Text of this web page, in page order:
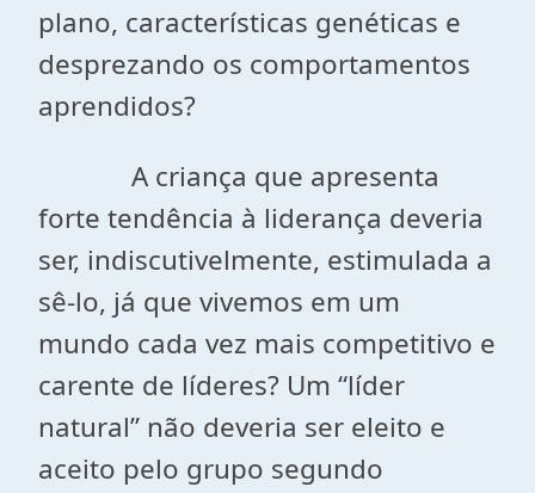
plano, características genéticas e
desprezando os comportamentos
aprendidos?
A criança que apresenta
forte tendência à liderança deveria
ser, indiscutivelmente, estimulada a
sê-lo, já que vivemos em um
mundo cada vez mais competitivo e
carente de líderes? Um “líder
natural” não deveria ser eleito e
aceito pelo grupo segundo